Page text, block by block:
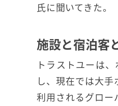
氏に聞いてきた。
施設と宿泊客
トラストユーは
し、現在では大
利用されるグロー